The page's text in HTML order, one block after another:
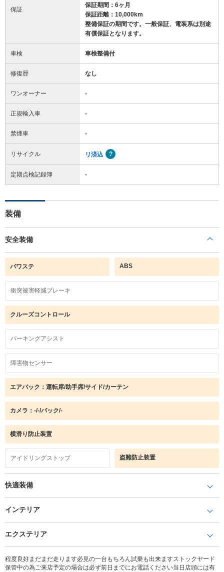
保証
保証期間：6ヶ月
保証距離：10,000km
整備保証の期間です。一般保証、電装系は別途
有償保証となります。
車検 車検整備付
修復歴 なし
ワンオーナー -
正規輸入車 -
禁煙車 -
リサイクル リ済込
定期点検記録簿 -
装備
安全装備
パワステ ABS
衝突被害軽減ブレーキ
クルーズコントロール
パーキングアシスト
障害物センサー
エアバック：運転席/助手席/サイド/カーテン
カメラ：-/-/バック/-
横滑り防止装置
アイドリングストップ 盗難防止装置
快適装備
インテリア
エクステリア
程度良好まだまだ走ります必見の一台もちろん試乗も出来ますストックヤード
保管中の為ご来店予定の場合は必ず前日までにお電話ください当日店頭には有